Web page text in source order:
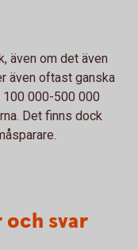
även om det även
även oftast ganska
000-500 000
Det finns dock
svar